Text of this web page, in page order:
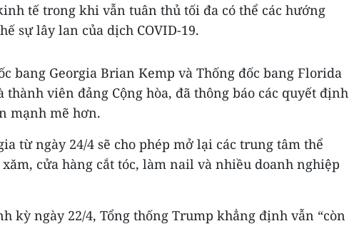
tế trong khi vẫn tuân thủ tối đa có thể các hướng
sự lây lan của dịch COVID-19.
bang Georgia Brian Kemp và Thống đốc bang Florida
thành viên đảng Cộng hòa, đã thông báo các quyết định
mạnh mẽ hơn.
từ ngày 24/4 sẽ cho phép mở lại các trung tâm thể
cửa hàng cắt tóc, làm nail và nhiều doanh nghiệp
kỳ ngày 22/4, Tổng thống Trump khẳng định vẫn “còn